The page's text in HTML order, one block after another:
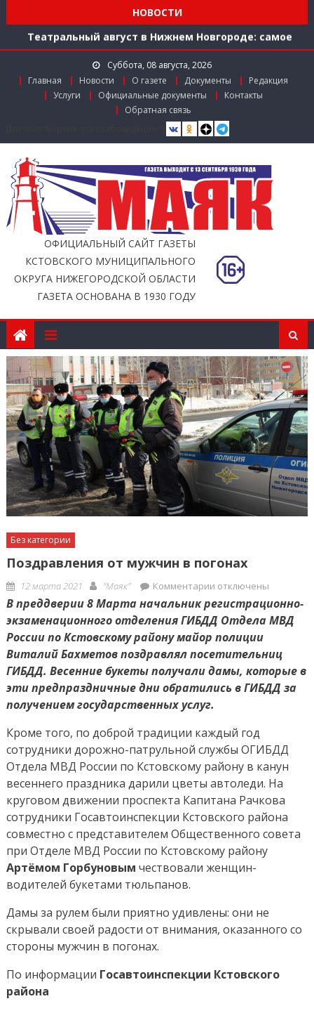
НОВОСТИ
ул. Рождественской: итоги совместной работы
Театральный август в Нижнем Новгороде: самое
время зарядиться искусством!
Доступ к лекарствам по федеральной льготе
Поддержка в региональном грантовом конкурсе
«Драйверы роста»
Заслуженный работник агропромышленного
комплекса
Мониторинг доступности городской среды на
ул. Рождественской: итоги совместной работы
Суббота, 08 августа, 2026
Главная
Новости О газете Документы
Редакция
Услуги
Официальные документы
Контакты
Обратная связь
ОФИЦИАЛЬНЫЙ САЙТ ГАЗЕТЫ
КСТОВСКОГО МУНИЦИПАЛЬНОГО
ОКРУГА НИЖЕГОРОДСКОЙ ОБЛАСТИ
ГАЗЕТА ОСНОВАНА В 1930 ГОДУ
Без категории
Поздравления от мужчин в погонах
Posted
on
12 марта 2021 Author
"Маяк" Комментариик
записи
Поздравления
от
в
погонах
отключены
В преддверии 8 Марта начальник регистрационно-
экзаменационного отделения ГИБДД Отдела МВД
России по Кстовскому району майор полиции
Виталий Бахметов поздравлял посетительниц
ГИБДД. Весенние букеты получали дамы, которые в
эти предпраздничные дни обратились в ГИБДД за
получением государственных услуг.
Кроме того, по доброй традиции каждый год
сотрудники дорожно-патрульной службы ОГИБДД
Отдела МВД России по Кстовскому району в канун
весеннего праздника дарили цветы автоледи. На
круговом движении проспекта Капитана Рачкова
сотрудники Госавтоинспекции Кстовского района
совместно с представителем Общественного совета
при Отделе МВД России по Кстовскому району
Артёмом Горбуновым чествовали женщин-
водителей букетами тюльпанов.
Дамы за рулем были приятно удивлены: они не
скрывали своей радости от внимания, оказанного со
стороны мужчин в погонах.
По информации Госавтоинспекции Кстовского
района